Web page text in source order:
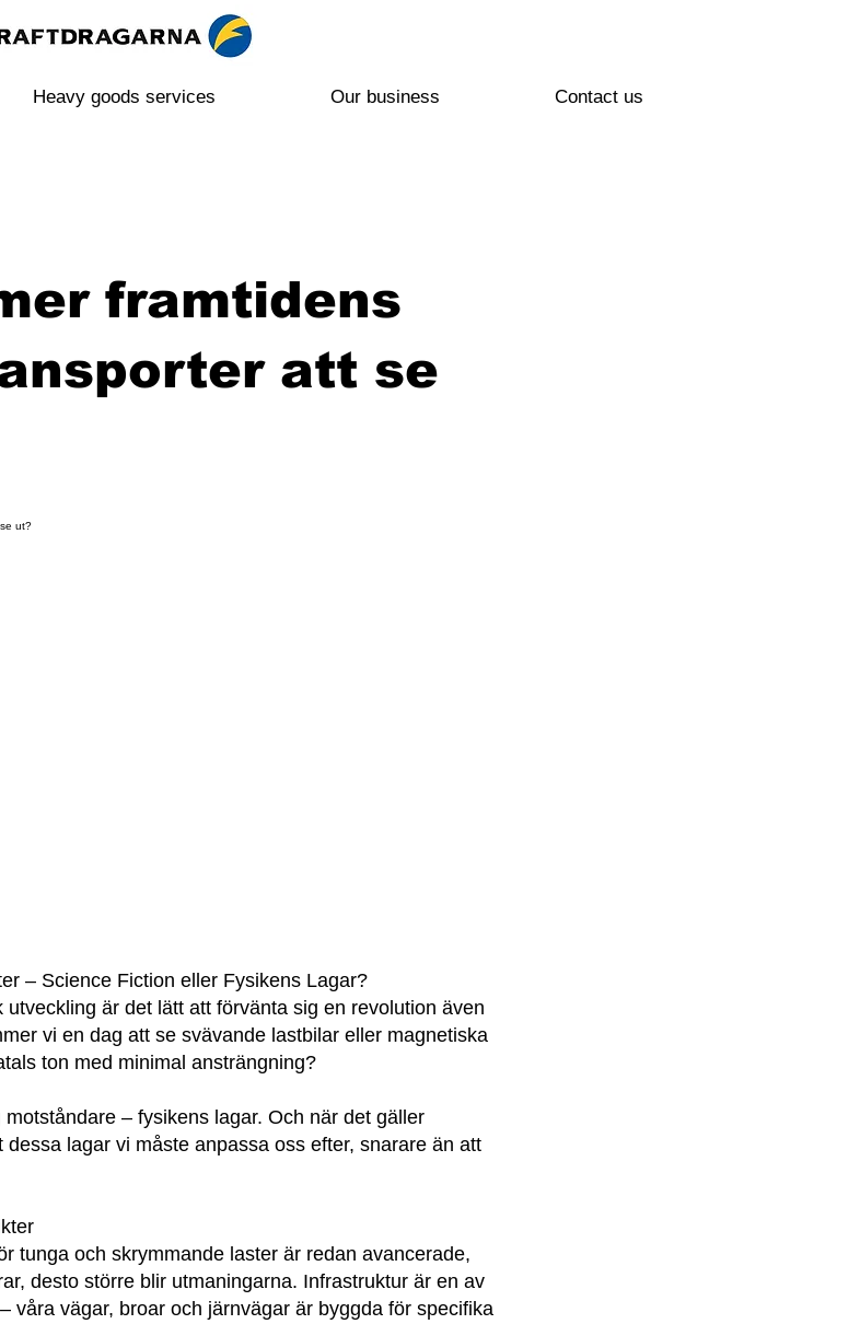
Heavy goods services Our business Contact us
framtidens
att se
– Science Fiction eller Fysikens Lagar?
är det lätt att förvänta sig en revolution även
vi en dag att se svävande lastbilar eller magnetiska
ton med minimal ansträngning?
– fysikens lagar. Och när det gäller
lagar vi måste anpassa oss efter, snarare än att
tunga och skrymmande laster är redan avancerade,
desto större blir utmaningarna. Infrastruktur är en av
våra vägar, broar och järnvägar är byggda för specifika